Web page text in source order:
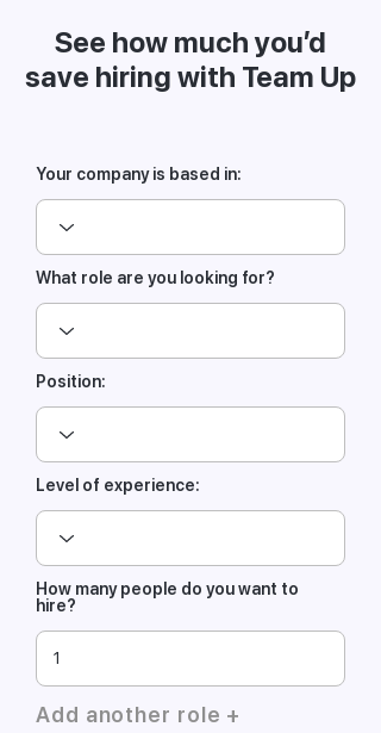
See how much you’d
save hiring with Team Up
Your company is based in:
What role are you looking for?
Position:
Level of experience:
How many people do you want to
hire?
Add another role +